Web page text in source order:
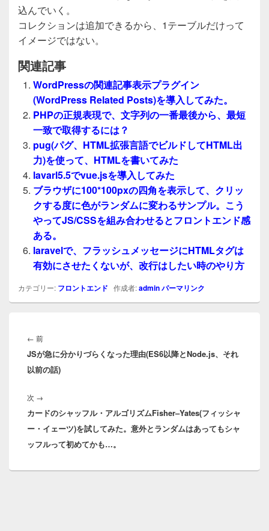
込んでいく。
コレクションは追加できるから、1テーブルだけって
イメージではない。
関連記事
WordPressの関連記事表示プラグイン
(WordPress Related Posts)を導入してみた。
PHPの正規表現で、文字列の一番最後から、最短
一致で取得するには？
pug(パグ、HTML拡張言語でビルドしてHTML出
力)を使って、HTMLを書いてみた
lavarl5.5でvue.jsを導入してみた
ブラウザに100*100pxの四角を表示して、クリッ
クする度に色がランダムに変わるサンプル。こう
やってJS/CSSを組み合わせるとフロントエンド感
ある。
laravelで、フラッシュメッセージにHTMLタグは
有効にさせたくないが、改行はしたい時のやり方
カテゴリー: フロントエンド 作成者:adminパーマリンク
稿
ナ
ビ
ゲ
シ
ョ
ン
← 前前
の
投
JSが急に分かりづらくなった理由(ES6以降とNode.js、それ
以前の話)
次 →
の
投
稿:
カードのシャッフル・アルゴリズムFisher–Yates(フィッシャ
ー・イェーツ)を試してみた。意外とランダムはあってもシャ
ッフルって初めてかも…。